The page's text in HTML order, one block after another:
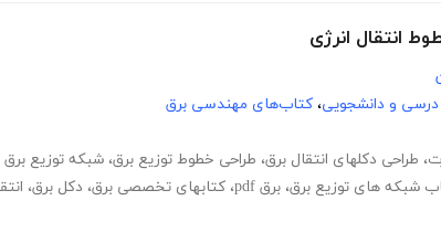
انتقال انرژی
و دانشجویی، کتاب‌های مهندسی برق
، طراحی دکلهای انتقال برق، طراحی خطوط توزیع برق، شبکه توزیع برق pdf
شبکه های توزیع برق، برق pdf ، کتابهای تخصصی برق، دکل برق،